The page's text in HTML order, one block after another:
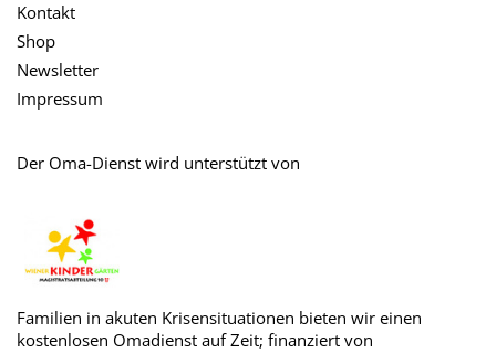
Kontakt
Shop
Newsletter
Impressum
Der Oma-Dienst wird unterstützt von
Familien in akuten Krisensituationen bieten wir einen
kostenlosen Omadienst auf Zeit; finanziert von